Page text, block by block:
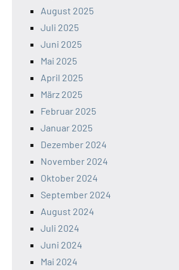
August 2025
Juli 2025
Juni 2025
Mai 2025
April 2025
März 2025
Februar 2025
Januar 2025
Dezember 2024
November 2024
Oktober 2024
September 2024
August 2024
Juli 2024
Juni 2024
Mai 2024